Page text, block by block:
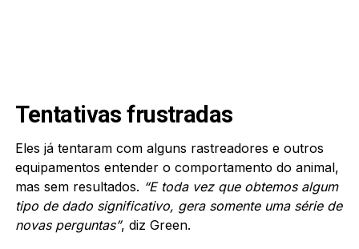
Tentativas frustradas
Eles já tentaram com alguns rastreadores e outros
equipamentos entender o comportamento do animal,
mas sem resultados. “E toda vez que obtemos algum
tipo de dado significativo, gera somente uma série de
novas perguntas”, diz Green.